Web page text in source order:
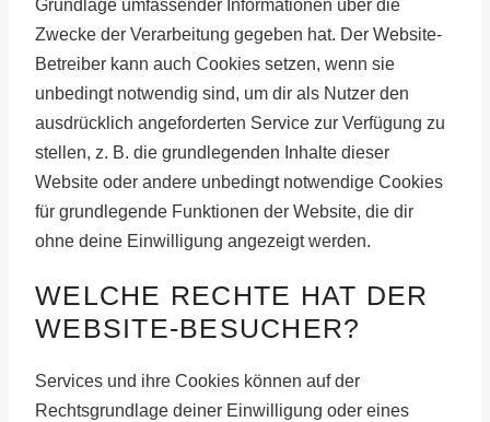
Grundlage umfassender Informationen über die
Zwecke der Verarbeitung gegeben hat. Der Website-
Betreiber kann auch Cookies setzen, wenn sie
unbedingt notwendig sind, um dir als Nutzer den
ausdrücklich angeforderten Service zur Verfügung zu
stellen, z. B. die grundlegenden Inhalte dieser
Website oder andere unbedingt notwendige Cookies
für grundlegende Funktionen der Website, die dir
ohne deine Einwilligung angezeigt werden.
WELCHE RECHTE HAT DER
WEBSITE-BESUCHER?
Services und ihre Cookies können auf der
Rechtsgrundlage deiner Einwilligung oder eines